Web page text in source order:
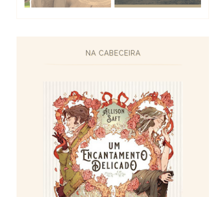
NA CABECEIRA